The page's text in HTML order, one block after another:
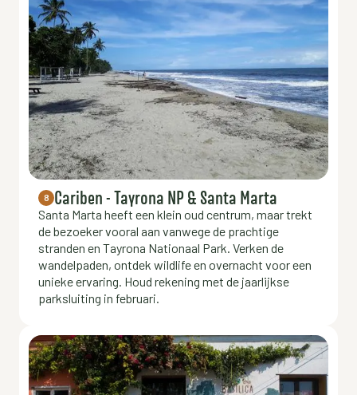
8 Cariben - Tayrona NP & Santa Marta
Santa Marta heeft een klein oud centrum, maar trekt
de bezoeker vooral aan vanwege de prachtige
stranden en Tayrona Nationaal Park. Verken de
wandelpaden, ontdek wildlife en overnacht voor een
unieke ervaring. Houd rekening met de jaarlijkse
parksluiting in februari.